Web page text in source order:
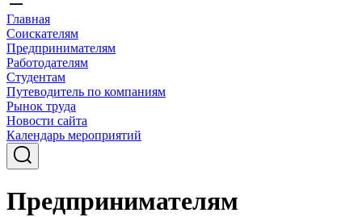
Главная
Соискателям
Предпринимателям
Работодателям
Студентам
Путеводитель по компаниям
Рынок труда
Новости сайта
Календарь мероприятий
Предпринимателям